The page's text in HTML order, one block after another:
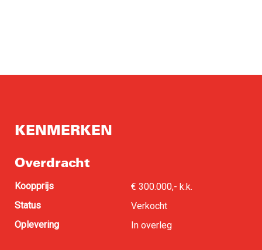
KENMERKEN
Overdracht
Koopprijs
€ 300.000,- k.k.
Status
Verkocht
Oplevering
In overleg